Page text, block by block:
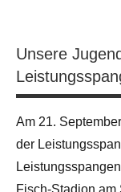
Unsere
Am 21.
der
Fisch-Stadion